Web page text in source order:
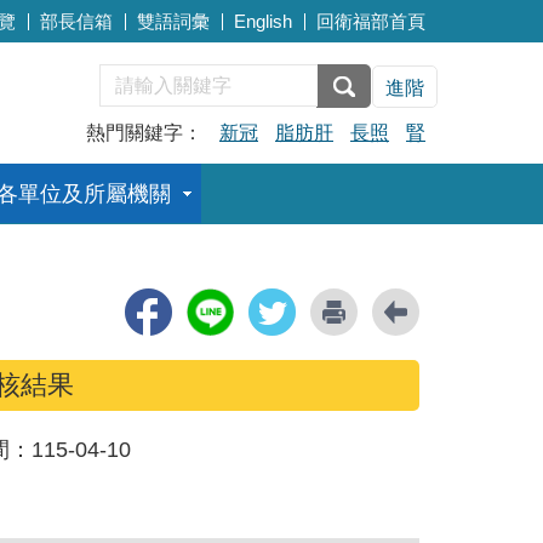
部長信箱 雙語詞彙 English 回衛福部首頁
進階
熱門關鍵字： 新冠 脂肪肝 長照 腎
單位及所屬機關
結果
115-04-10